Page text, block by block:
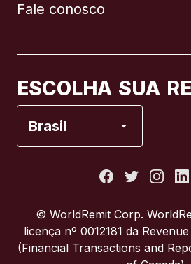
Fale conosco
ESCOLHA SUA
Brasil
Itália
© WorldRemit Corp.‍
licença nº 0012181 da
(Financial Transactions and